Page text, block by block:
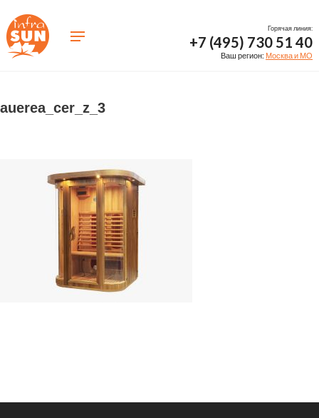
Горячая линия:
+7 (495) 730 51 40
Ваш регион: Москва и МО
auerea_cer_z_3